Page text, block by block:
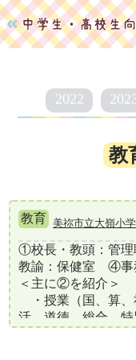
官公庁
医療・福祉
教育
製造
環境開発
2022
教
教育 美祢市立大嶺小
①校長・教頭：管
教諭：保健室　④事
＜主に②を紹介＞
・授業（国、算、
活、道徳、総合、特